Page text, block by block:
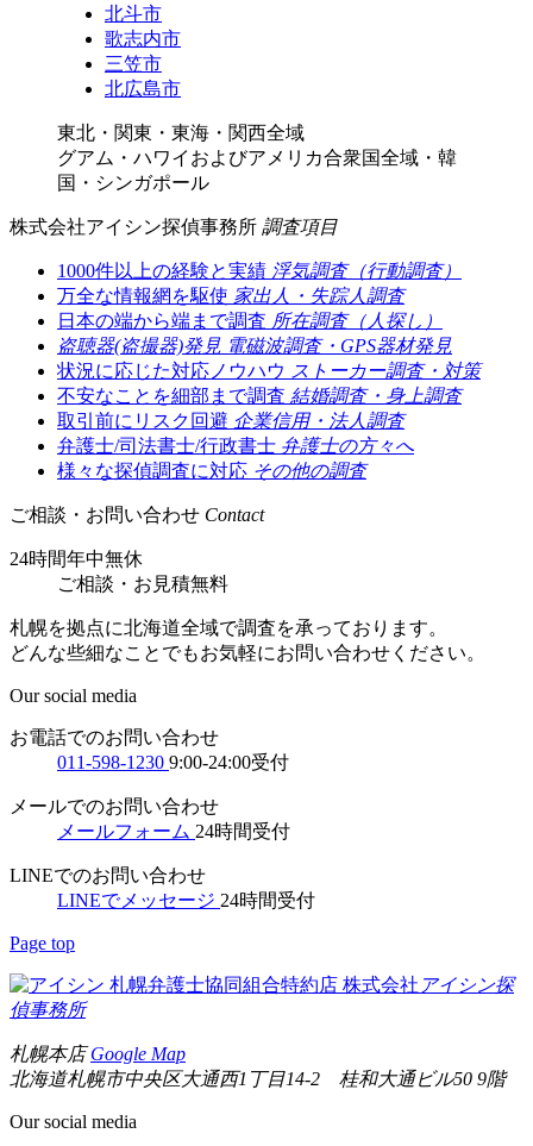
北斗市
歌志内市
三笠市
北広島市
東北・関東・東海・関西全域
グアム・ハワイおよびアメリカ合衆国全域・韓
国・シンガポール
株式会社アイシン探偵事務所 調査項目
1000件以上の経験と実績 浮気調査（行動調査）
万全な情報網を駆使 家出人・失踪人調査
日本の端から端まで調査 所在調査（人探し）
盗聴器(盗撮器)発見 電磁波調査・GPS器材発見
状況に応じた対応ノウハウ ストーカー調査・対策
不安なことを細部まで調査 結婚調査・身上調査
取引前にリスク回避 企業信用・法人調査
弁護士/司法書士/行政書士 弁護士の方々へ
様々な探偵調査に対応 その他の調査
ご相談・お問い合わせ Contact
24時間年中無休
ご相談 ・ お見積無料
札幌を拠点に北海道全域で調査を承っております。
どんな些細なことでもお気軽にお問い合わせください。
Our social media
お電話でのお問い合わせ
011-598-1230 9:00-24:00受付
メールでのお問い合わせ
メールフォーム 24時間受付
LINEでのお問い合わせ
LINEでメッセージ 24時間受付
Page top
札幌弁護士協同組合特約店 株式会社 アイシン探
偵事務所
札幌本店Google Map
北海道札幌市中央区大通西1丁目14-2 桂和大通ビル50 9階
Our social media